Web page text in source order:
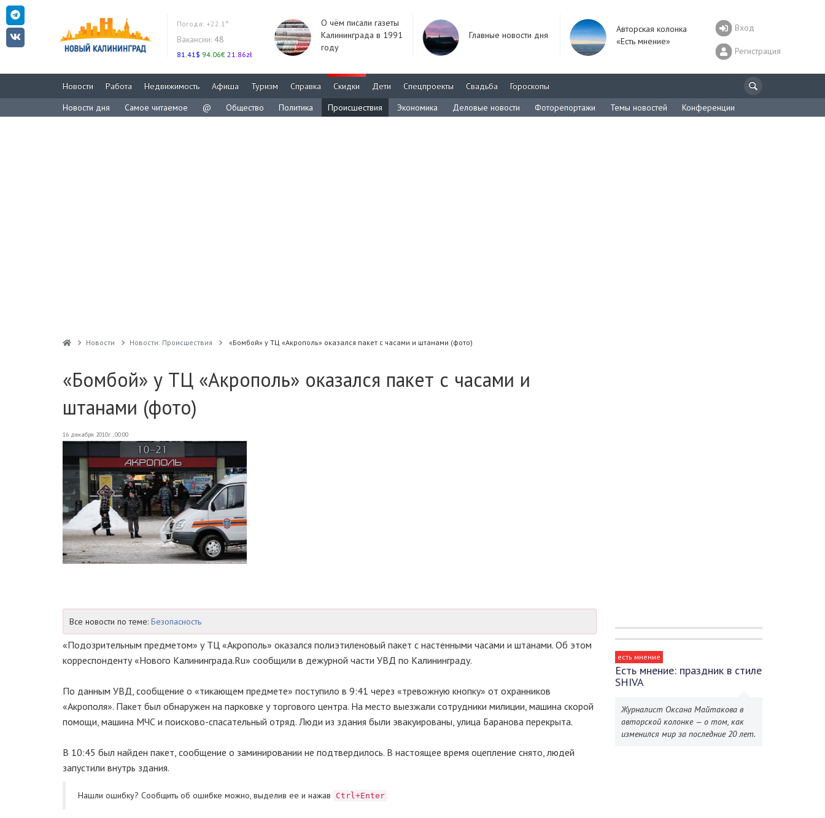
Погода: +22.1°
Вакансии: 48
81.41$ 94.06€ 21.86zł
О чём писали газеты
Калининграда в 1991
году
Главные новости дня
Авторская колонка
«Есть мнение»
Вход
Регистрация
Новости Работа Недвижимость Афиша Туризм Справка Скидки Дети Спецпроекты Свадьба
Гороскопы
Новости дня
Самое читаемое @ Общество Политика Происшествия Экономика Деловые новости Фоторепортажи Темы новостей Конференции
Новости Новости: Происшествия «Бомбой» у ТЦ «Акрополь» оказался пакет с часами и штанами (фото)
«Бомбой» у ТЦ «Акрополь» оказался пакет с часами и
штанами (фото)
16 декабря 2010г., 00:00
Все новости по теме: Безопасность
«Подозрительным предметом» у ТЦ «Акрополь» оказался полиэтиленовый пакет с настенными часами и штанами. Об этом
корреспонденту «Нового Калининграда.Ru» сообщили в дежурной части УВД по Калининграду.
По данным УВД, сообщение о «тикающем предмете» поступило в 9:41 через «тревожную кнопку» от охранников
«Акрополя». Пакет был обнаружен на парковке у торгового центра. На место выезжали сотрудники милиции, машина скорой
помощи, машина МЧС и поисково-спасательный отряд. Люди из здания были эвакуированы, улица Баранова перекрыта.
В 10:45 был найден пакет, сообщение о заминировании не подтвердилось. В настоящее время оцепление снято, людей
запустили внутрь здания.
Нашли ошибку? Cообщить об ошибке можно, выделив ее и нажав Ctrl+Enter
есть мнение
Есть мнение: праздник в стиле
SHIVA
Журналист Оксана Майтакова в
авторской колонке — о том, как
изменился мир за последние 20 лет.